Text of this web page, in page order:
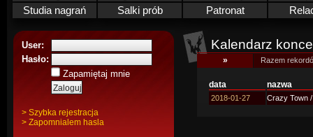
Studia nagrań
Salki prób Patronat
User:
Hasło:
Zapamiętaj mnie
> Szybka rejestracja
> Zapomnialem hasla
Kalendarz
» Razem
data nazwa
2018-01-27 Crazy Town